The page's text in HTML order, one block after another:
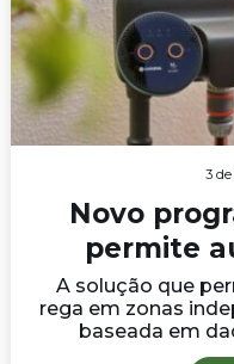
3
Novo
permite
A solução que
rega em zonas
baseada em